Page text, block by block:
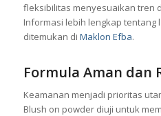
fleksibilitas menyesuaikan tren
Informasi lebih lengkap tentang
ditemukan di Maklon Efba.
Formula Aman dan
Keamanan menjadi prioritas
Blush on powder diuji untuk